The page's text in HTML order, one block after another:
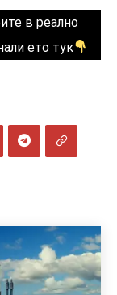
в реално
ето тук